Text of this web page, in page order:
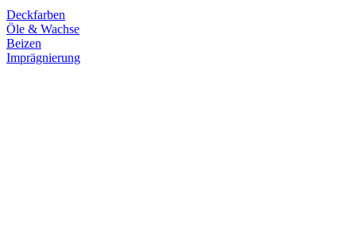
Deckfarben
Öle & Wachse
Beizen
Imprägnierung